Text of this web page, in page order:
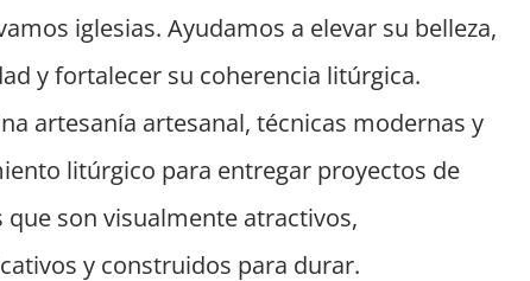
iglesias. Ayudamos a elevar su belleza,
y fortalecer su coherencia litúrgica.
artesanía artesanal, técnicas modernas y
litúrgico para entregar proyectos de
que son visualmente atractivos,
y construidos para durar.